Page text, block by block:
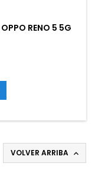
RENO 5 5G
VOLVER ARRIBA 